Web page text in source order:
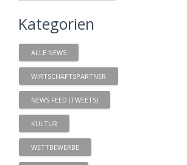
Kategorien
ALLE NEWS
WIRTSCHAFTSPARTNER
NEWS FEED (TWEETS)
KULTUR
WETTBEWERBE